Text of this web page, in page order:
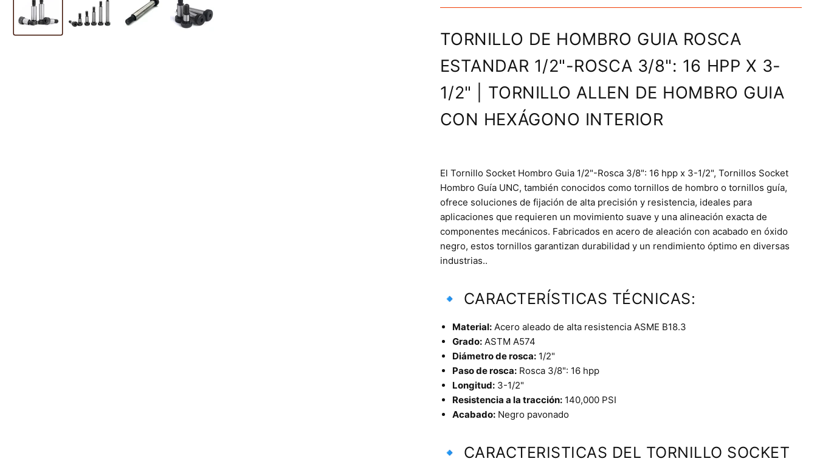
TORNILLO DE HOMBRO GUIA ROSCA
ESTANDAR 1/2"-ROSCA 3/8": 16 HPP X 3-
1/2" | TORNILLO ALLEN DE HOMBRO GUIA
CON HEXÁGONO INTERIOR
El Tornillo Socket Hombro Guia 1/2"-Rosca 3/8": 16 hpp x 3-1/2", Tornillos Socket
Hombro Guía UNC, también conocidos como tornillos de hombro o tornillos guía,
ofrece soluciones de fijación de alta precisión y resistencia, ideales para
aplicaciones que requieren un movimiento suave y una alineación exacta de
componentes mecánicos. Fabricados en acero de aleación con acabado en óxido
negro, estos tornillos garantizan durabilidad y un rendimiento óptimo en diversas
industrias..
🔹 CARACTERÍSTICAS TÉCNICAS:
Material:Acero aleado de alta resistencia ASME B18.3
Grado:ASTM A574
Diámetro de rosca:1/2"
Paso de rosca:Rosca 3/8": 16 hpp
Longitud:3-1/2"
Resistencia a la tracción:140,000 PSI
Acabado:Negro pavonado
🔹 CARACTERISTICAS DEL TORNILLO SOCKET